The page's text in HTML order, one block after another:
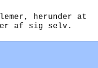
herunder at
af sig selv.